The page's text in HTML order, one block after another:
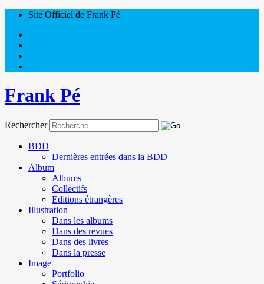
Site Officiel de Frank Pé
Frank Pé
Rechercher
BDD
Dernières entrées dans la BDD
Album
Albums
Collectifs
Editions étrangères
Illustration
Dans les albums
Dans des revues
Dans des livres
Dans la presse
Image
Portfolio